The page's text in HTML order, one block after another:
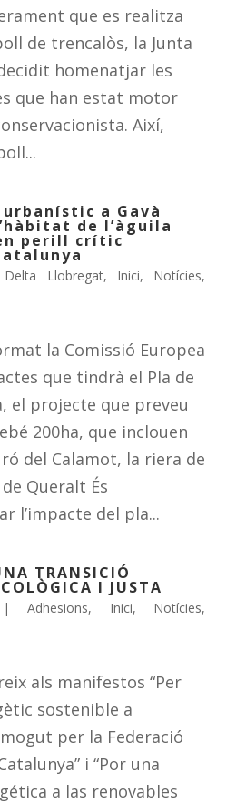
que es realitza
de trencalòs, la Junta
homenatjar les
que han estat motor
Així,
a Gavà
de l’àguila
perill crític
Delta Llobregat, Inici, Notícies,
la Comissió Europea
que tindrà el Pla de
el projecte que preveu
200ha, que inclouen
del Calamot, la riera de
Queralt És
l’impacte del pla...
TRANSICIÓ
I JUSTA
Adhesions, Inici, Notícies,
als manifestos “Per
sostenible a
per la Federació
i “Por una
a las renovables